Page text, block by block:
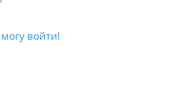
войти!